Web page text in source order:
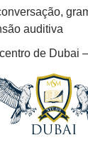
auditiva
de Dubai